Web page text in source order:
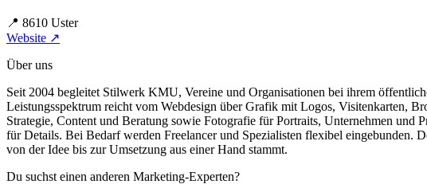
📍 8610 Uster
Website ↗
Über uns
Seit 2004 begleitet Stilwerk KMU, Vereine und Organisationen bei ihrem
Leistungsspektrum reicht vom Webdesign über Grafik mit Logos, Visitenkarten,
Strategie, Content und Beratung sowie Fotografie für Portraits, Unternehmen
für Details. Bei Bedarf werden Freelancer und Spezialisten flexibel eingebunden.
von der Idee bis zur Umsetzung aus einer Hand stammt.
Du suchst einen anderen Marketing-Experten?